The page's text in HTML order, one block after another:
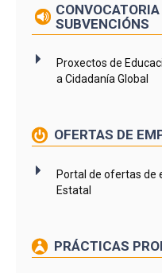
SUBVENCIÓNS
Proxectos de
a Cidadanía Global
OFERTAS DE
Portal de ofertas de
Estatal
PRÁCTICAS